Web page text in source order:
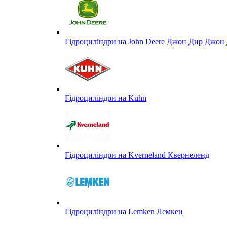
Гідроциліндри на John Deere Джон Дир Джон
Гідроциліндри на Kuhn
Гідроциліндри на Kverneland Квернеленд
Гідроциліндри на Lemken Лемкен